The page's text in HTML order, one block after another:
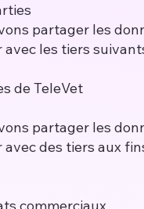
partager les
les tiers
de TeleVet
partager les
des tiers aux